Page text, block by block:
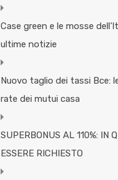
Case green e le mosse
ultime notizie
Nuovo taglio dei tassi Bce:
rate dei mutui casa
SUPERBONUS AL 110%: IN
ESSERE RICHIESTO